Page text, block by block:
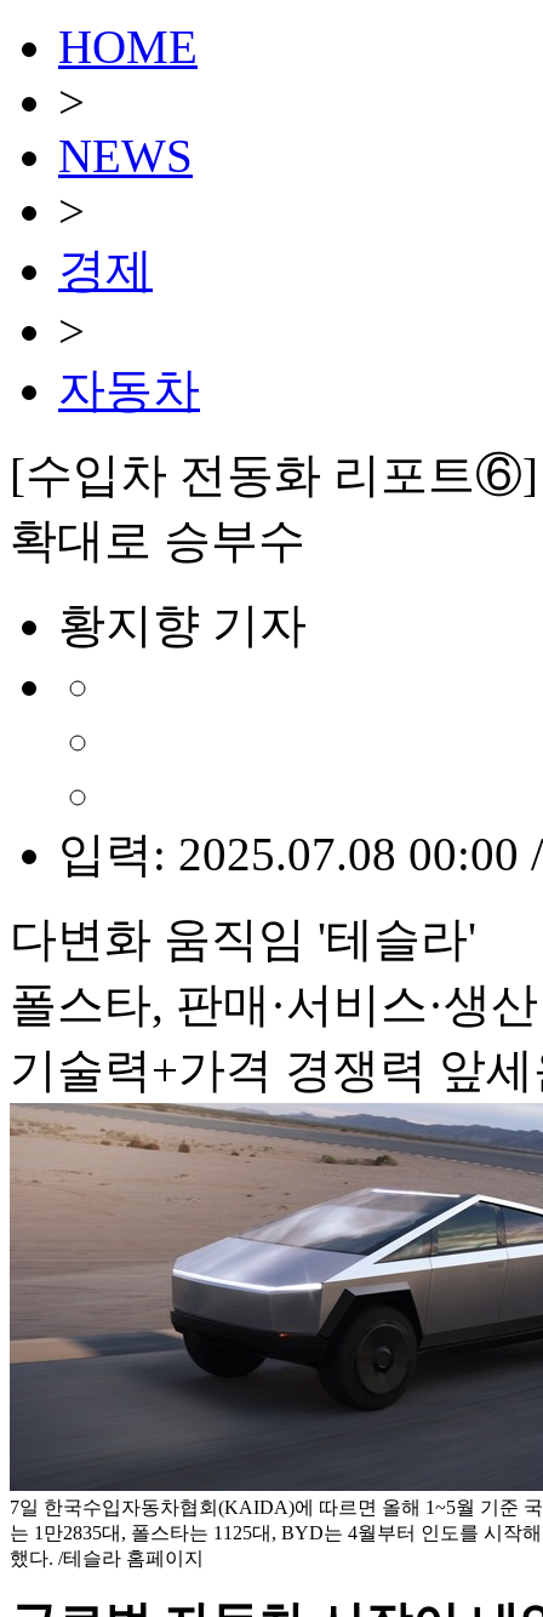
HOME
>
NEWS
>
경제
>
자동차
[수입차 전동화 리포트
확대로 승부수
황지향 기자
입력: 2025.07.08 00:00
다변화 움직임 '테슬라'
폴스타, 판매·서비스·생
기술력+가격 경쟁력 앞
7일 한국수입자동차협회(KAIDA)에 따르면 올해 1~5월 기준
는 1만2835대, 폴스타는 1125대, BYD는 4월부터 인도를 시작
했다. /테슬라 홈페이지